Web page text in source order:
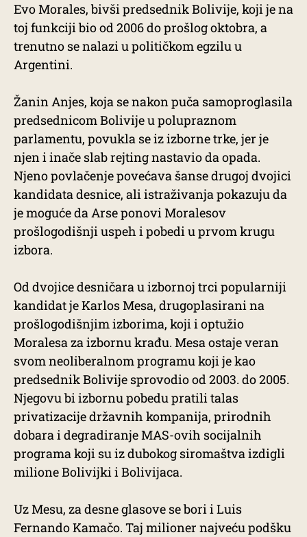
Evo Morales, bivši predsednik Bolivije, koji je na
toj funkciji bio od 2006 do prošlog oktobra, a
trenutno se nalazi u političkom egzilu u
Argentini.
Žanin Anjes, koja se nakon puča samoproglasila
predsednicom Bolivije u polupraznom
parlamentu, povukla se iz izborne trke, jer je
njen i inače slab rejting nastavio da opada.
Njeno povlačenje povećava šanse drugoj dvojici
kandidata desnice, ali istraživanja pokazuju da
je moguće da Arse ponovi Moralesov
prošlogodišnji uspeh i pobedi u prvom krugu
izbora.
Od dvojice desničara u izbornoj trci popularniji
kandidat je Karlos Mesa, drugoplasirani na
prošlogodišnjim izborima, koji i optužio
Moralesa za izbornu krađu. Mesa ostaje veran
svom neoliberalnom programu koji je kao
predsednik Bolivije sprovodio od 2003. do 2005.
Njegovu bi izbornu pobedu pratili talas
privatizacije državnih kompanija, prirodnih
dobara i degradiranje MAS-ovih socijalnih
programa koji su iz dubokog siromaštva izdigli
milione Bolivijki i Bolivijaca.
Uz Mesu, za desne glasove se bori i Luis
Fernando Kamačo. Taj milioner najveću podšku